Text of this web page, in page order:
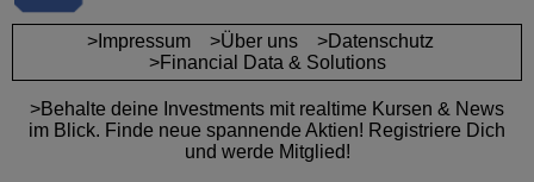
>Impressum >Über uns
>Datenschutz
>Financial Data & Solutions
>Behalte deine Investments mit realtime Kursen & News
im Blick. Finde neue spannende Aktien! Registriere Dich
und werde Mitglied!